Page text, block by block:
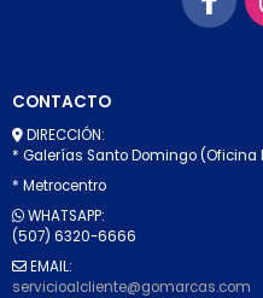
CONTACTO
DIRECCIÓN:
* Galerías Santo Domingo (Oficina
* Metrocentro
WHATSAPP:
(507) 6320-6666
EMAIL:
servicioalcliente@gomarcas.com